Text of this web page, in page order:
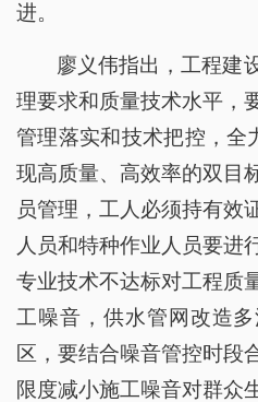
进。
廖义伟指出，工程建
理要求和质量技术水平，
管理落实和技术把控，全
现高质量、高效率的双目
员管理，工人必须持有效
人员和特种作业人员要进
专业技术不达标对工程质
工噪音，供水管网改造
区，要结合噪音管控时段
限度减小施工噪音对群众